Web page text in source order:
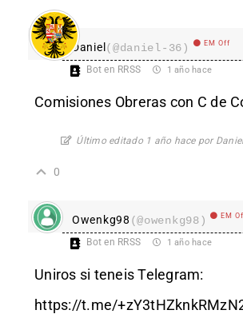
Daniel(@daniel-36) EM Off
Bot en RRSS 1 año hace
Comisiones Obreras con C de
Último editado 1 año hace por
0
Owenkg98 (@owenkg98) EM
Bot en RRSS 1 año hace
Uniros si teneis Telegram:
https://t.me/